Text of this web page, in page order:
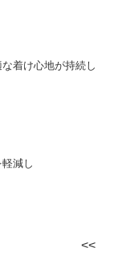
着け心地が持続し
減し